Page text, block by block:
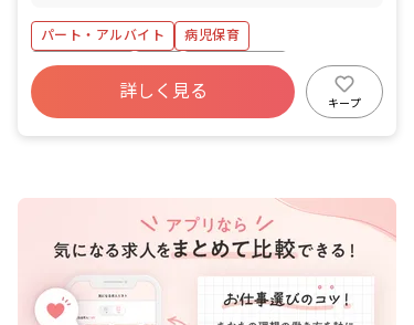
パート・アルバイト
病児保育
社会保険完備
有給
福利厚生充実
昇給昇進あり
産休育休制度
詳しく見る
キープ